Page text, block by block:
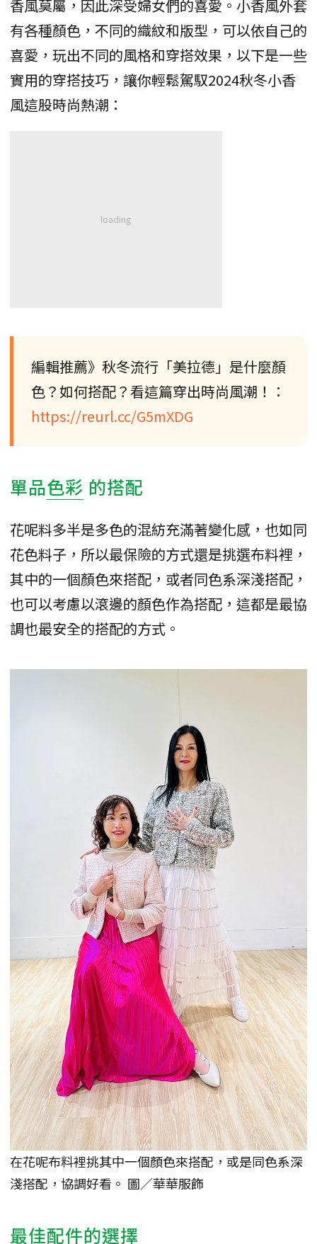
香風莫屬，因此深受婦女們的喜愛。小香風外套
有各種顏色，不同的織紋和版型，可以依自己的
喜愛，玩出不同的風格和穿搭效果，以下是一些
實用的穿搭技巧，讓你輕鬆駕馭2024秋冬小香
風這股時尚熱潮：
編輯推薦》秋冬流行「美拉德」是什麼顏
色？如何搭配？看這篇穿出時尚風潮！：
https://reurl.cc/G5mXDG
單品色彩 的搭配
花呢料多半是多色的混紡充滿著變化感，也如同
花色料子，所以最保險的方式還是挑選布料裡，
其中的一個顏色來搭配，或者同色系深淺搭配，
也可以考慮以滾邊的顏色作為搭配，這都是最協
調也最安全的搭配的方式。
在花呢布料裡挑其中一個顏色來搭配，或是同色系深
淺搭配，協調好看。 圖／華華服飾
最佳配件的選擇